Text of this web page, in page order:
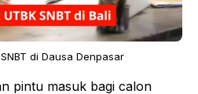
di Dausa Denpasar
pintu masuk bagi calon